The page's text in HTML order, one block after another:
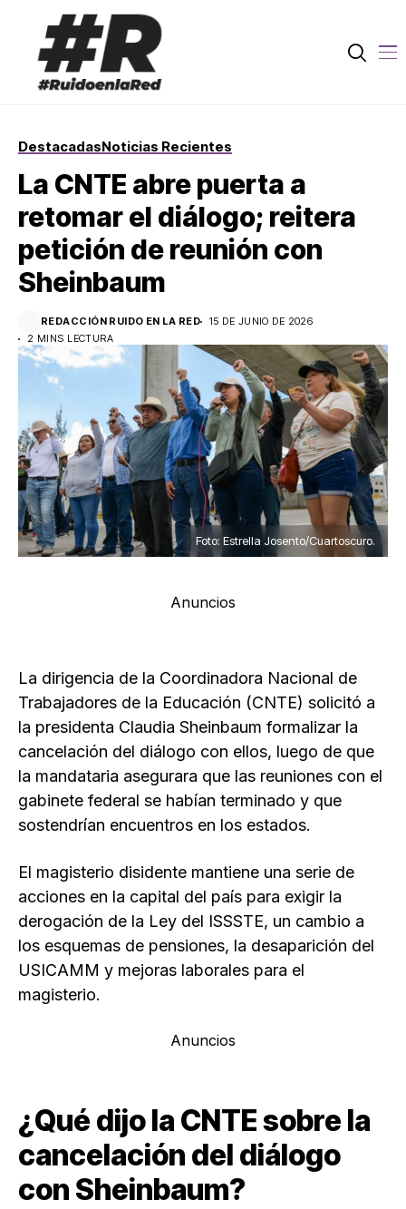
DestacadasNoticias Recientes
La CNTE abre puerta a
retomar el diálogo; reitera
petición de reunión con
Sheinbaum
REDACCIÓN RUIDO EN LA RED
15 DE JUNIO DE 2026
2 MINS LECTURA
Foto: Estrella Josento/Cuartoscuro.
Anuncios
La dirigencia de la Coordinadora Nacional de
Trabajadores de la Educación (CNTE) solicitó a
la presidenta Claudia Sheinbaum formalizar la
cancelación del diálogo con ellos, luego de que
la mandataria asegurara que las reuniones con el
gabinete federal se habían terminado y que
sostendrían encuentros en los estados.
El magisterio disidente mantiene una serie de
acciones en la capital del país para exigir la
derogación de la Ley del ISSSTE, un cambio a
los esquemas de pensiones, la desaparición del
USICAMM y mejoras laborales para el
magisterio.
Anuncios
¿Qué dijo la CNTE sobre la
cancelación del diálogo
con Sheinbaum?